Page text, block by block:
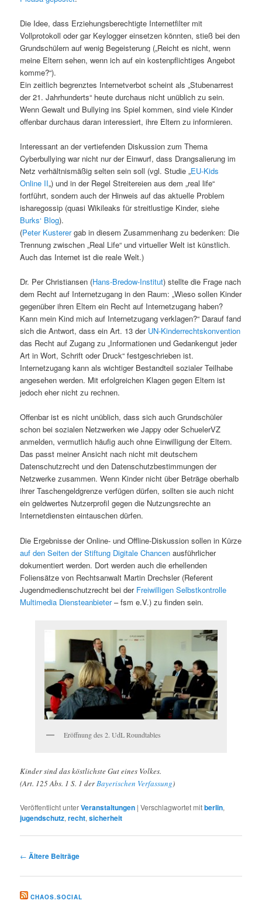
Die Idee, dass Erziehungsberechtigte Internetfilter mit
Vollprotokoll oder gar Keylogger einsetzen könnten, stieß bei den
Grundschülern auf wenig Begeisterung („Reicht es nicht, wenn
meine Eltern sehen, wenn ich auf ein kostenpflichtiges Angebot
komme?“).
Ein zeitlich begrenztes Internetverbot scheint als „Stubenarrest
der 21. Jahrhunderts“ heute durchaus nicht unüblich zu sein.
Wenn Gewalt und Bullying ins Spiel kommen, sind viele Kinder
offenbar durchaus daran interessiert, ihre Eltern zu informieren.
Interessant an der vertiefenden Diskussion zum Thema
Cyberbullying war nicht nur der Einwurf, dass Drangsalierung im
Netz verhältnismäßig selten sein soll (vgl. Studie „EU-Kids
Online II„) und in der Regel Streitereien aus dem „real life“
fortführt, sondern auch der Hinweis auf das aktuelle Problem
isharegossip (quasi Wikileaks für streitlustige Kinder, siehe
Burks‘ Blog).
(Peter Kusterergab in diesem Zusammenhang zu bedenken: Die
Trennung zwischen „Real Life“ und virtueller Welt ist künstlich.
Auch das Internet ist die reale Welt.)
Dr. Per Christiansen (Hans-Bredow-Institut) stellte die Frage nach
dem Recht auf Internetzugang in den Raum: „Wieso sollen Kinder
gegenüber ihren Eltern ein Recht auf Internetzugang haben?
Kann mein Kind mich auf Internetzugang verklagen?“ Darauf fand
sich die Antwort, dass ein Art. 13 der UN-Kinderrechtskonvention
das Recht auf Zugang zu „Informationen und Gedankengut jeder
Art in Wort, Schrift oder Druck“ festgeschrieben ist.
Internetzugang kann als wichtiger Bestandteil sozialer Teilhabe
angesehen werden. Mit erfolgreichen Klagen gegen Eltern ist
jedoch eher nicht zu rechnen.
Offenbar ist es nicht unüblich, dass sich auch Grundschüler
schon bei sozialen Netzwerken wie Jappy oder SchuelerVZ
anmelden, vermutlich häufig auch ohne Einwilligung der Eltern.
Das passt meiner Ansicht nach nicht mit deutschem
Datenschutzrecht und den Datenschutzbestimmungen der
Netzwerke zusammen. Wenn Kinder nicht über Beträge oberhalb
ihrer Taschengeldgrenze verfügen dürfen, sollten sie auch nicht
ein geldwertes Nutzerprofil gegen die Nutzungsrechte an
Internetdiensten eintauschen dürfen.
Die Ergebnisse der Online- und Offline-Diskussion sollen in Kürze
auf den Seiten der Stiftung Digitale Chancen ausführlicher
dokumentiert werden. Dort werden auch die erhellenden
Foliensätze von Rechtsanwalt Martin Drechsler (Referent
Jugendmedienschutzrecht bei der Freiwilligen Selbstkontrolle
Multimedia Diensteanbieter– fsm e.V.) zu finden sein.
Eröffnung des 2. UdL Roundtables
Kinder sind das köstlichste Gut eines Volkes.
(Art. 125 Abs. 1 S. 1 derBayerischen Verfassung)
Veröffentlicht unterVeranstaltungen |Verschlagwortet mitberlin,
jugendschutz,recht,sicherheit
Beitragsnavigation
← Ältere Beiträge
CHAOS.SOCIAL